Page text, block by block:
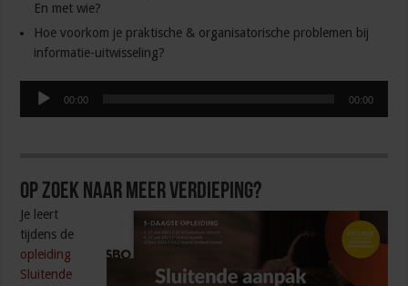
En met wie?
Hoe voorkom je praktische & organisatorische problemen bij
informatie-uitwisseling?
Audiospeler
00:00 00:00
Op zoek naar meer verdieping?
Je leert
tijdens de
opleiding
Sluitende